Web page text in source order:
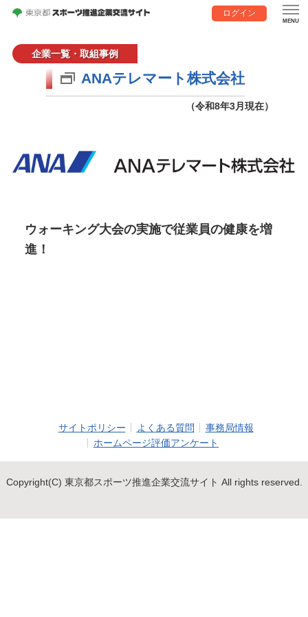
ログイン
企業一覧・取組事例
ANAテレマート株式会社
（令和8年3月現在）
ウォーキング大会の実施で従業員の健康を増
進！
サイトポリシー よくある質問
事務局情報
ホームページ評価アンケート
Copyright(C) 東京都スポーツ推進企業交流サイト All rights reserved.